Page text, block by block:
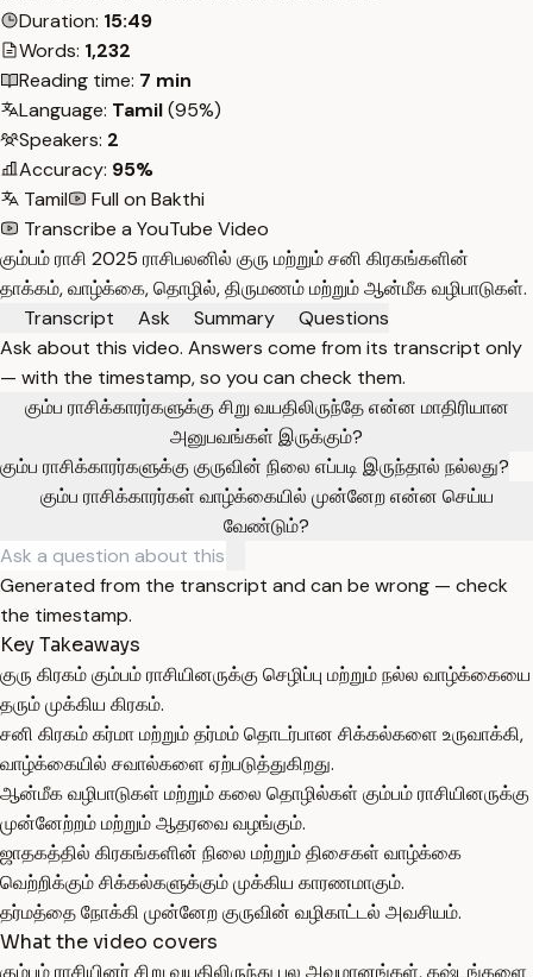
Duration: 15:49
Words: 1,232
Reading time: 7 min
Language: Tamil(95%)
Speakers: 2
Accuracy: 95%
Tamil
Full on Bakthi
Transcribe a YouTube Video
கும்பம் ராசி 2025 ராசிபலனில் குரு மற்றும் சனி கிரகங்களின்
தாக்கம், வாழ்க்கை, தொழில், திருமணம் மற்றும் ஆன்மீக வழிபாடுகள்.
Transcript
Ask Summary
Questions
Ask about this video. Answers come from its transcript only
— with the timestamp, so you can check them.
கும்ப ராசிக்காரர்களுக்கு சிறு வயதிலிருந்தே என்ன மாதிரியான
அனுபவங்கள் இருக்கும்?
கும்ப ராசிக்காரர்களுக்கு குருவின் நிலை எப்படி இருந்தால் நல்லது?
கும்ப ராசிக்காரர்கள் வாழ்க்கையில் முன்னேற என்ன செய்ய
வேண்டும்?
Generated from the transcript and can be wrong — check
the timestamp.
Key Takeaways
குரு கிரகம் கும்பம் ராசியினருக்கு செழிப்பு மற்றும் நல்ல வாழ்க்கையை
தரும் முக்கிய கிரகம்.
சனி கிரகம் கர்மா மற்றும் தர்மம் தொடர்பான சிக்கல்களை உருவாக்கி,
வாழ்க்கையில் சவால்களை ஏற்படுத்துகிறது.
ஆன்மீக வழிபாடுகள் மற்றும் கலை தொழில்கள் கும்பம் ராசியினருக்கு
முன்னேற்றம் மற்றும் ஆதரவை வழங்கும்.
ஜாதகத்தில் கிரகங்களின் நிலை மற்றும் திசைகள் வாழ்க்கை
வெற்றிக்கும் சிக்கல்களுக்கும் முக்கிய காரணமாகும்.
தர்மத்தை நோக்கி முன்னேற குருவின் வழிகாட்டல் அவசியம்.
What the video covers
கும்பம் ராசியினர் சிறு வயதிலிருந்து பல அவமானங்கள், கஷ்டங்களை